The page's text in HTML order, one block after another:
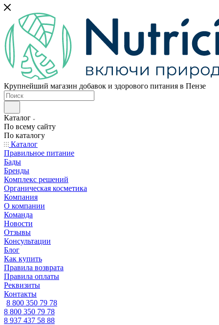
Крупнейший магазин добавок и здорового питания в Пензе
Каталог
По всему сайту
По каталогу
Каталог
Правильное питание
Бады
Бренды
Комплекс решений
Органическая косметика
Компания
О компании
Команда
Новости
Отзывы
Консультации
Блог
Как купить
Правила возврата
Правила оплаты
Реквизиты
Контакты
8 800 350 79 78
8 800 350 79 78
8 937 437 58 88